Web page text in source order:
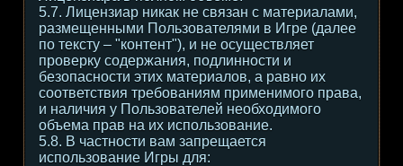
5.7. Лицензиар никак не связан с материалами,
размещенными Пользователями в Игре (далее
по тексту – "контент"), и не осуществляет
проверку содержания, подлинности и
безопасности этих материалов, а равно их
соответствия требованиям применимого права,
и наличия у Пользователей необходимого
объема прав на их использование.
5.8. В частности вам запрещается
использование Игры для: